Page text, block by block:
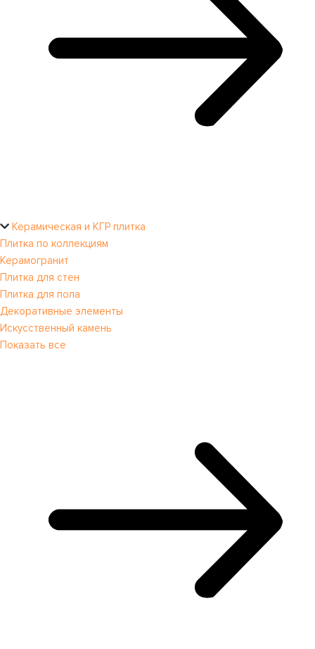
Керамическая и КГР плитка
Плитка по коллекциям
Керамогранит
Плитка для стен
Плитка для пола
Декоративные элементы
Искусственный камень
Показать все